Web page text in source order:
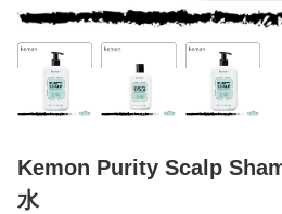
Kemon Purity Scalp
水